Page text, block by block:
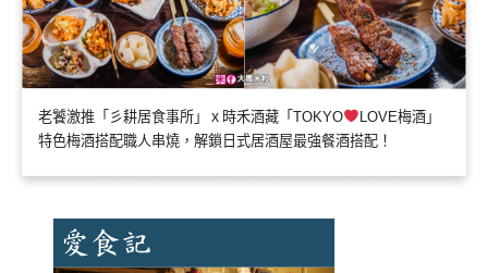
老饕激推「彡耕居食事所」ｘ時禾酒藏「TOKYO
LOVE梅酒」
特色梅酒搭配職人串燒，解鎖日式居酒屋最強餐酒搭配！